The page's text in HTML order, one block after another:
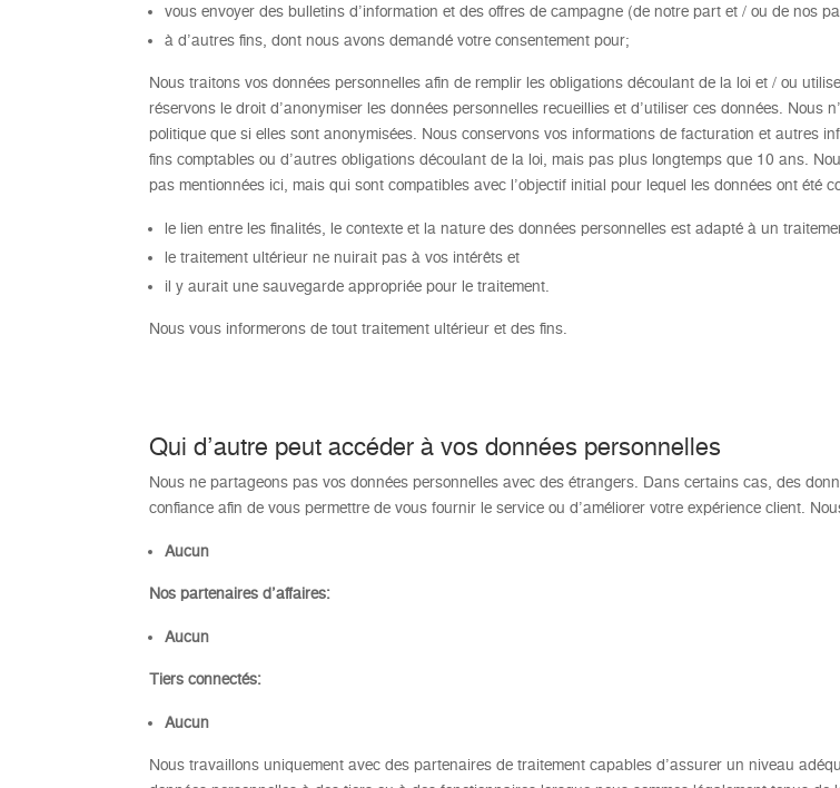
vous envoyer des bulletins d’information et des offres de campagne (de notre part et / ou de nos
à d’autres fins, dont nous avons demandé votre consentement pour;
Nous traitons vos données personnelles afin de remplir les obligations découlant de la loi et / ou
réservons le droit d’anonymiser les données personnelles recueillies et d’utiliser ces données. Nous
politique que si elles sont anonymisées. Nous conservons vos informations de facturation et autres
fins comptables ou d’autres obligations découlant de la loi, mais pas plus longtemps que 10 ans.
pas mentionnées ici, mais qui sont compatibles avec l’objectif initial pour lequel les données ont été
le lien entre les finalités, le contexte et la nature des données personnelles est adapté à un
le traitement ultérieur ne nuirait pas à vos intérêts et
il y aurait une sauvegarde appropriée pour le traitement.
Nous vous informerons de tout traitement ultérieur et des fins.
Qui d’autre peut accéder à vos données personnelles
Nous ne partageons pas vos données personnelles avec des étrangers. Dans certains cas, des
confiance afin de vous permettre de vous fournir le service ou d’améliorer votre expérience client.
Aucun
Nos partenaires d’affaires:
Aucun
Tiers connectés:
Aucun
Nous travaillons uniquement avec des partenaires de traitement capables d’assurer un niveau